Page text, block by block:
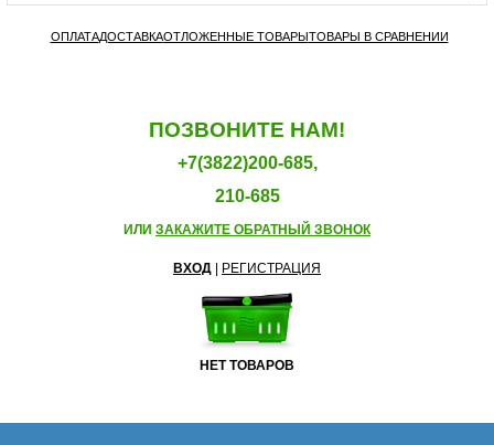
ОПЛАТАДОСТАВКАОТЛОЖЕННЫЕ ТОВАРЫТОВАРЫ В СРАВНЕНИИ
ПОЗВОНИТЕ НАМ!
+7(3822)200-685,
210-685
ИЛИ ЗАКАЖИТЕ ОБРАТНЫЙ ЗВОНОК
ВХОД РЕГИСТРАЦИЯ
НЕТ ТОВАРОВ